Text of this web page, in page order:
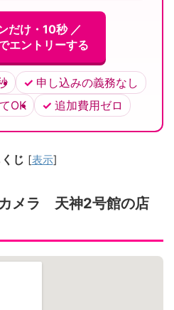
だけ・10秒 ／
エントリーする
申し込みの義務なし
OK
追加費用ゼロ
くじ [表示]
メラ 天神2号館の店